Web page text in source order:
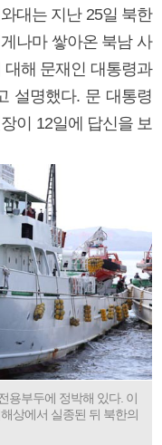
대는 지난 25일 북한
나마 쌓아온 북남 사
대해 문재인 대통령과
설명했다. 문 대통령
이 12일에 답신을 보
용부두에 정박해 있다. 이
상에서 실종된 뒤 북한의